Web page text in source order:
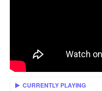
CURRENTLY PLAYING